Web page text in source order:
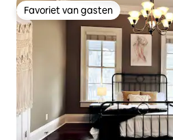
Favoriet van gasten
Favoriet van gasten